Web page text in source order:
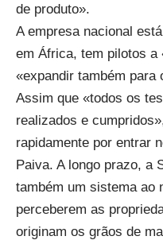
de produto».
A empresa nacional
em África, tem pilotos a
«expandir também para
Assim que «todos os
realizados e
rapidamente por entrar
Paiva. A longo prazo, a
também um sistema ao
perceberem as
originam os grãos de